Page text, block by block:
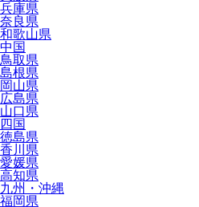
兵庫県
奈良県
和歌山県
中国
鳥取県
島根県
岡山県
広島県
山口県
四国
徳島県
香川県
愛媛県
高知県
九州・沖縄
福岡県